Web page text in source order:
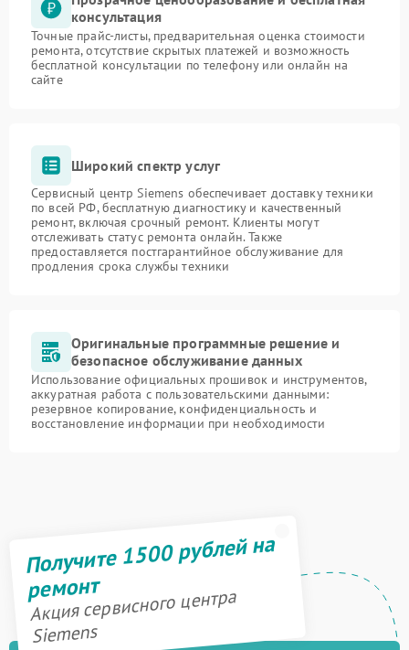
консультация
Точные прайс-листы, предварительная оценка стоимости
ремонта, отсутствие скрытых платежей и возможность
бесплатной консультации по телефону или онлайн на
сайте
Широкий спектр услуг
Сервисный центр Siemens обеспечивает доставку техники
по всей РФ, бесплатную диагностику и качественный
ремонт, включая срочный ремонт. Клиенты могут
отслеживать статус ремонта онлайн. Также
предоставляется постгарантийное обслуживание для
продления срока службы техники
Оригинальные программные решение и
безопасное обслуживание данных
Использование официальных прошивок и инструментов,
аккуратная работа с пользовательскими данными:
резервное копирование, конфиденциальность и
восстановление информации при необходимости
Получите 1500 рублей на
ремонт
Акция сервисного центра
Siemens